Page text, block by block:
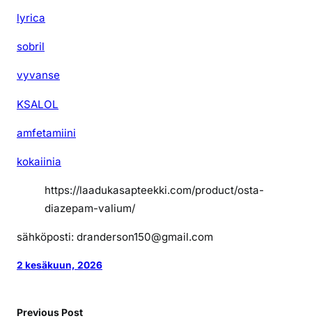
lyrica
sobril
vyvanse
KSALOL
amfetamiini
kokaiinia
https://laadukasapteekki.com/product/osta-
diazepam-valium/
sähköposti: dranderson150@gmail.com
2 kesäkuun, 2026
Previous Post